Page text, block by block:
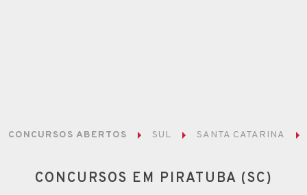
CONCURSOS ABERTOS SUL SANTA CATARINA
CONCURSOS EM PIRATUBA (SC)